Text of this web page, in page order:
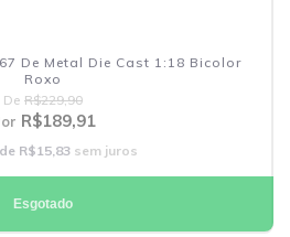
De Metal Die Cast 1:18 Bicolor
Roxo
De R$229,90
R$189,91
R$15,83 sem juros
Esgotado